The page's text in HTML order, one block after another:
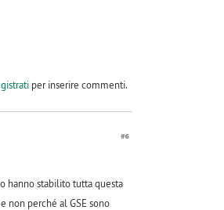
per inserire commenti.
#6
hanno stabilito tutta questa
non perché al GSE sono